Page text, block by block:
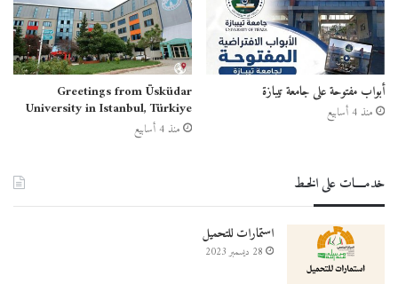
أبواب مفتوحة على جامعة تيبازة
منذ 4 أسابيع
Greetings from Üsküdar
University in Istanbul, Türkiye
منذ 4 أسابيع
خدمــــات على الخـط
استمارات للتحميل
28 ديسمبر 2023